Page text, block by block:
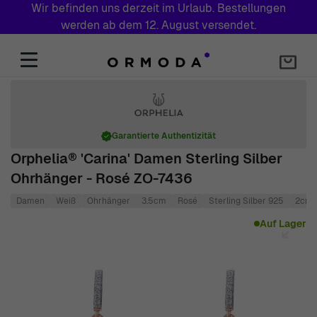
Wir befinden uns derzeit im Urlaub. Bestellungen
werden ab dem 12. August versendet.
Orphelia® 'Carina' Damen Sterling Silber
Ohrhänger - Rosé ZO-7436
Garantierte Authentizität
Damen Weiß Ohrhänger 3.5cm Rosé Sterling Silber 925 2cm
Auf Lager